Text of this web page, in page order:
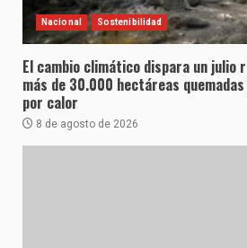
Nacional Sostenibilidad
El cambio climático dispara un julio
más de 30.000 hectáreas
por calor
8 de agosto de 2026